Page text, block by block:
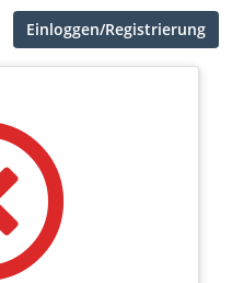
Einloggen/Registrierung